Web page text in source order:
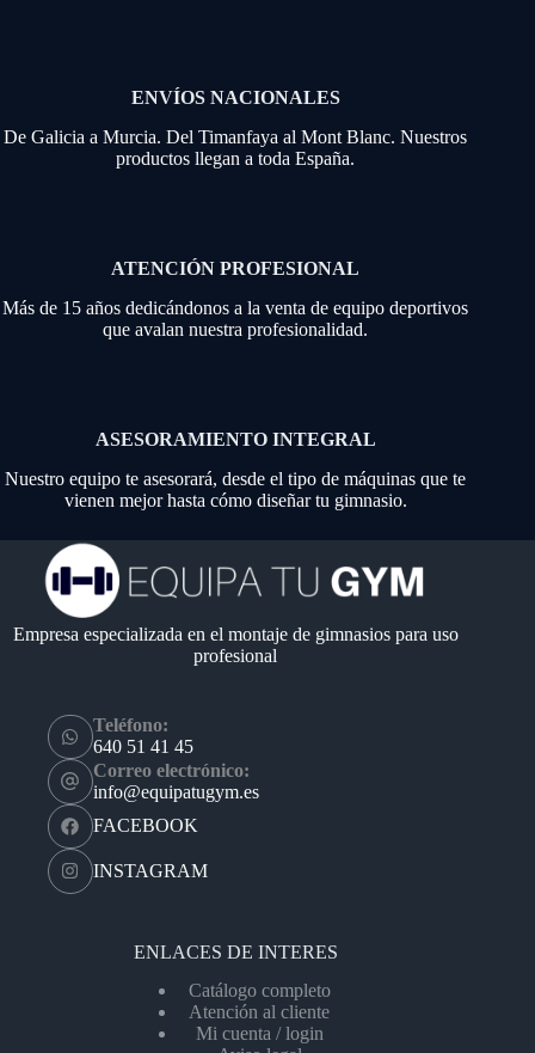
ENVÍOS NACIONALES
De Galicia a Murcia. Del Timanfaya al Mont Blanc. Nuestros
productos llegan a toda España.
ATENCIÓN PROFESIONAL
Más de 15 años dedicándonos a la venta de equipo deportivos
que avalan nuestra profesionalidad.
ASESORAMIENTO INTEGRAL
Nuestro equipo te asesorará, desde el tipo de máquinas que te
vienen mejor hasta cómo diseñar tu gimnasio.
Empresa especializada en el montaje de gimnasios para uso
profesional
Teléfono:
640 51 41 45
Correo electrónico:
info@equipatugym.es
FACEBOOK
INSTAGRAM
ENLACES DE INTERES
Catálogo completo
Atención al cliente
Mi cuenta / login